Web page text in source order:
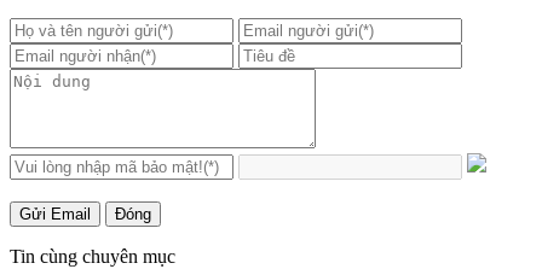
Gửi Email Đóng
Tin cùng chuyên mục